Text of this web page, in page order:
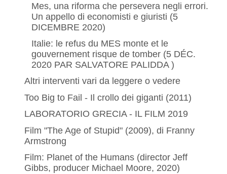
Mes, una riforma che persevera negli errori.
Un appello di economisti e giuristi (5
DICEMBRE 2020)
Italie: le refus du MES monte et le
gouvernement risque de tomber (5 DÉC.
2020 PAR SALVATORE PALIDDA )
Altri interventi vari da leggere o vedere
Too Big to Fail - Il crollo dei giganti (2011)
LABORATORIO GRECIA - IL FILM 2019
Film "The Age of Stupid" (2009), di Franny
Armstrong
Film: Planet of the Humans (director Jeff
Gibbs, producer Michael Moore, 2020)